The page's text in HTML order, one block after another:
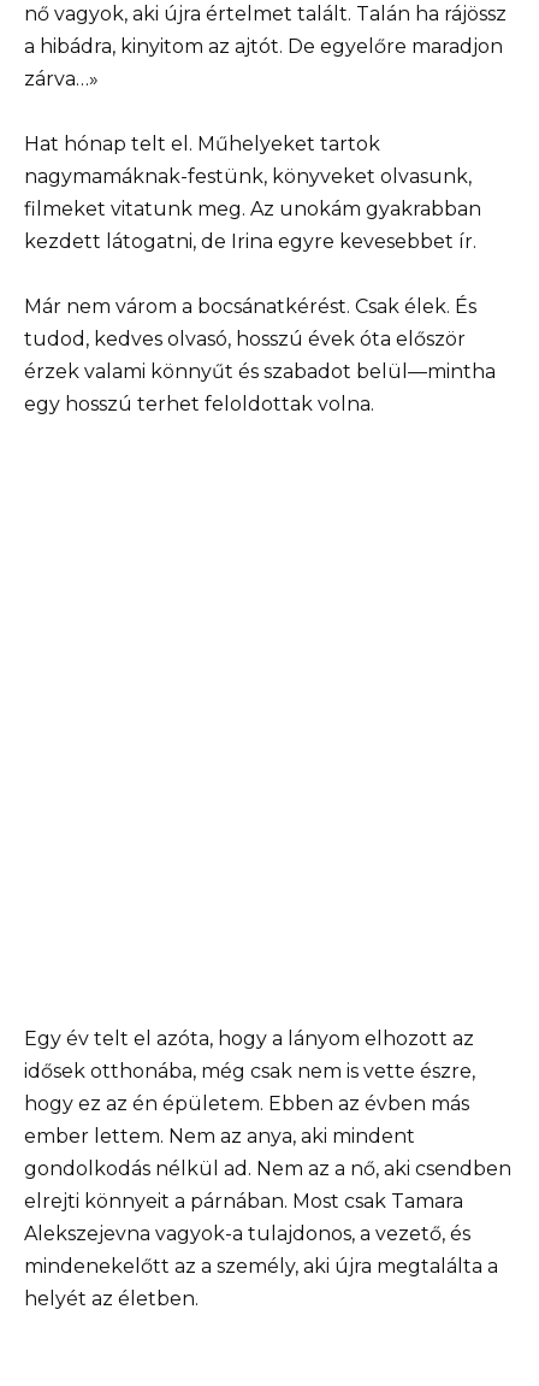
nő vagyok, aki újra értelmet talált. Talán ha rájössz
a hibádra, kinyitom az ajtót. De egyelőre maradjon
zárva…»
Hat hónap telt el. Műhelyeket tartok
nagymamáknak-festünk, könyveket olvasunk,
filmeket vitatunk meg. Az unokám gyakrabban
kezdett látogatni, de Irina egyre kevesebbet ír.
Már nem várom a bocsánatkérést. Csak élek. És
tudod, kedves olvasó, hosszú évek óta először
érzek valami könnyűt és szabadot belül—mintha
egy hosszú terhet feloldottak volna.
Egy év telt el azóta, hogy a lányom elhozott az
idősek otthonába, még csak nem is vette észre,
hogy ez az én épületem. Ebben az évben más
ember lettem. Nem az anya, aki mindent
gondolkodás nélkül ad. Nem az a nő, aki csendben
elrejti könnyeit a párnában. Most csak Tamara
Alekszejevna vagyok-a tulajdonos, a vezető, és
mindenekelőtt az a személy, aki újra megtalálta a
helyét az életben.